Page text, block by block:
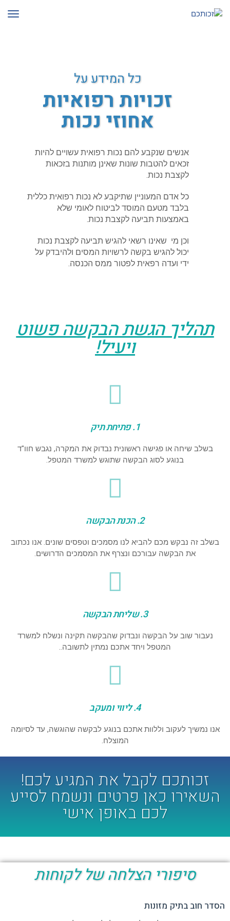
כל המידע על
זכויות רפואיות
אחוזי נכות
אנשים שנקבע להם נכות רפואית עשויים להיות
זכאים להטבות שונותשאינן מותנות בזכאות
לקצבת נכות.
כל אדם המעוניין שתיקבע לא נכות רפואית כללית
בלבד מטעם המוסד לביטוח לאומי שלא
באמצעות תביעה לקצבת נכות.
וכן מי שאינו רשאי להגיש תביעה לקצבת נכות
יכול להגיש בקשה לרשויות המסים ולהיבדק על
ידי ועדה רפאית לפטור ממס הכנסה.
תהליך הגשת הבקשה פשוט
ויעיל!
1. פתיחת תיק
בשלב שיחה או פגישה ראשונית נבדוק את המקרה, נגבש חוו"ד
בנוגע לסוג הבקשה שתוגש למשרד המטפל.
2. הכנת הבקשה
בשלב זה נבקש מכם להביא לנו מסמכים וטפסים שונים. אנו נכתוב
את הבקשה עבורכם ונצרף את המסמכים הדרושים.
3. שליחת הבקשה
נעבור שוב על הבקשה ונבדוק שהבקשה תקינה ונשלח למשרד
המטפל ויחד אתכם נמתין לתשובה..
4. ליווי ומעקב
אנו נמשיך לעקוב וללוות אתכם בנוגע לבקשה שהוגשה, עד לסיומה
המוצלח.
זכותכם לקבל את המגיע לכם!
השאירו כאן פרטים ונשמח לסייע
לכם באופן אישי
סיפורי הצלחה של לקוחות
הסדר חוב בתיק מזונות